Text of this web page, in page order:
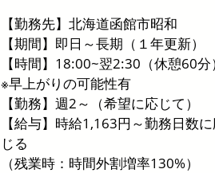
【勤務先】北海道函館市昭和
【期間】即日～長期（１年更新）
【時間】18:00~翌2:30（休憩60分
※早上がりの可能性有
【勤務】週2～（希望に応じて）
【給与】時給1,163円～勤務日数
じる
（残業時：時間外割増率130%）